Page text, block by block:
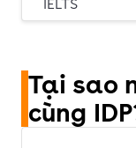
Tại sao
cùng